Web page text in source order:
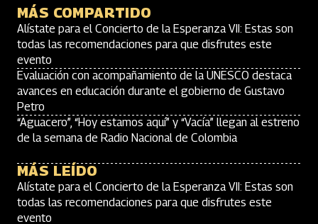
MÁS COMPARTIDO
Alístate para el Concierto de la Esperanza VII: Estas son
todas las recomendaciones para que disfrutes este
evento
Evaluación con acompañamiento de la UNESCO destaca
avances en educación durante el gobierno de Gustavo
Petro
“Aguacero”, “Hoy estamos aquí” y “Vacía” llegan al estreno
de la semana de Radio Nacional de Colombia
MÁS LEÍDO
Alístate para el Concierto de la Esperanza VII: Estas son
todas las recomendaciones para que disfrutes este
evento